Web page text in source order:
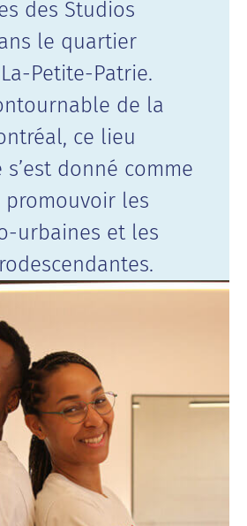
des Studios
le quartier
Petite-Patrie.
de la
ce lieu
donné comme
promouvoir les
urbaines et les